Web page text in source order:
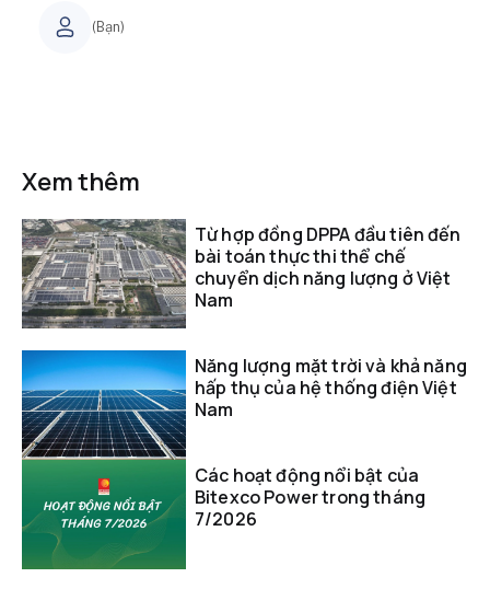
(Bạn)
Xem thêm
Từ hợp đồng DPPA đầu tiên đến
bài toán thực thi thể chế
chuyển dịch năng lượng ở Việt
Nam
Năng lượng mặt trời và khả năng
hấp thụ của hệ thống điện Việt
Nam
Các hoạt động nổi bật của
Bitexco Power trong tháng
7/2026